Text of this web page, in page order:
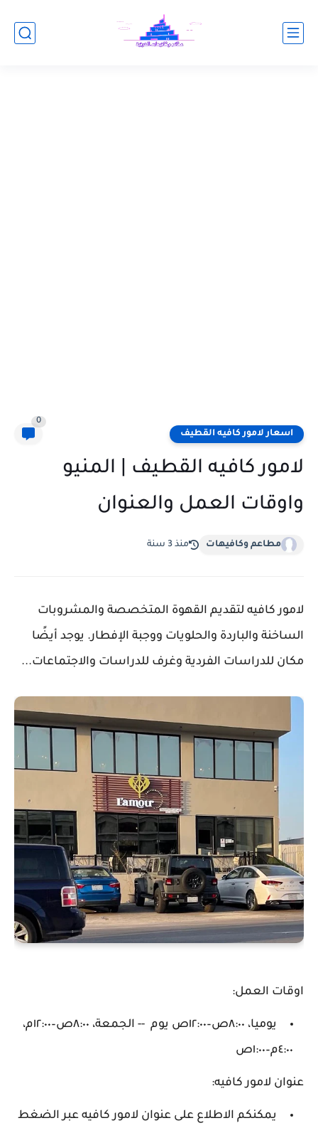
اسعار لامور كافيه القطيف
0
لامور كافيه القطيف | المنيو
واوقات العمل والعنوان
مطاعم وكافيهات منذ 3 سنة
لامور كافيه لتقديم القهوة المتخصصة والمشروبات
الساخنة والباردة والحلويات ووجبة الإفطار. يوجد أيضًا
مكان للدراسات الفردية وغرف للدراسات والاجتماعات...
اوقات العمل:
يوميا، ٨:٠٠ص–١٢:٠٠ص يوم -- الجمعة، ٨:٠٠ص–١٢:٠٠م،
٤:٠٠م–١:٠٠ص
عنوان لامور كافيه:
يمكنكم الاطلاع على عنوان لامور كافيه عبر الضغط